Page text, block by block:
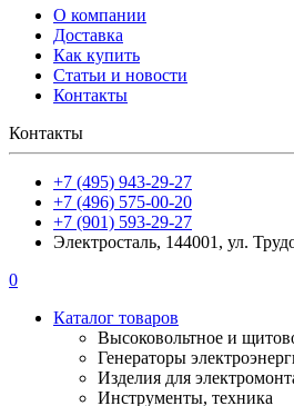
О компании
Доставка
Как купить
Статьи и новости
Контакты
Контакты
+7 (495) 943-29-27
+7 (496) 575-00-20
+7 (901) 593-29-27
Электросталь, 144001, ул.
0
Каталог товаров
Высоковольтное и
Генераторы
Изделия для
Инструменты, техника